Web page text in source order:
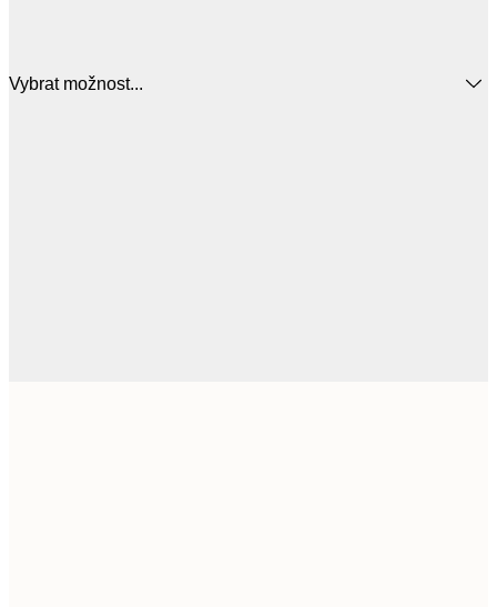
Vybrat možnost...